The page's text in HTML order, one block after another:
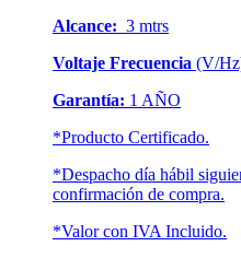
Alcance: 3 mtrs
Voltaje Frecuencia (V/
Garantía: 1 AÑO
*Producto Certificado.
*Despacho día hábil
confirmación de compra.
*Valor con IVA Incluido.